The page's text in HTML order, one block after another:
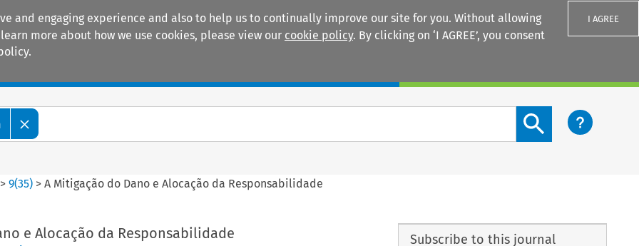
and engaging experience and also to help us to continually improve our site for you. Without allowing
more about how we use cookies, please view our cookie policy. By clicking on ‘I AGREE’, you consent
I AGREE
Search content button
>9(35) >A Mitigação do Dano e Alocação da Responsabilidade
e Alocação da Responsabilidade Subscribe to this journal